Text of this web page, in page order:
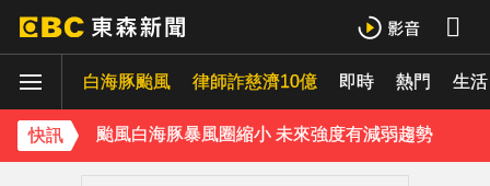
白海豚颱風 律師詐慈濟10億 即時 熱門 生活
快訊
獨家／又有名店遭冒用詐騙！卡通園怒：投訴Meta也無效
颱風白海豚暴風圈縮小 未來強度有減弱趨勢